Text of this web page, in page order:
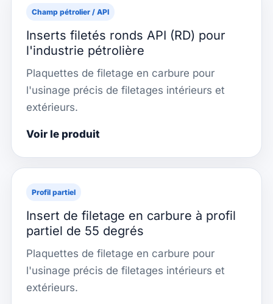
Champ pétrolier / API
Inserts filetés ronds API (RD) pour
l'industrie pétrolière
Plaquettes de filetage en carbure pour
l'usinage précis de filetages intérieurs et
extérieurs.
Voir le produit
Profil partiel
Insert de filetage en carbure à profil
partiel de 55 degrés
Plaquettes de filetage en carbure pour
l'usinage précis de filetages intérieurs et
extérieurs.